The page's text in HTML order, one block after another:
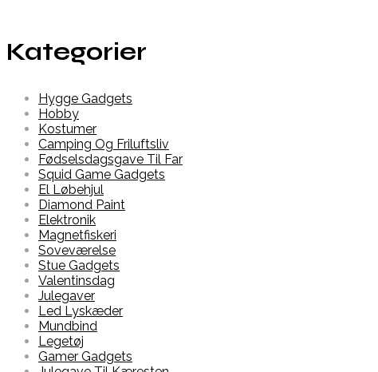
Kategorier
Hygge Gadgets
Hobby
Kostumer
Camping Og Friluftsliv
Fødselsdagsgave Til Far
Squid Game Gadgets
El Løbehjul
Diamond Paint
Elektronik
Magnetfiskeri
Soveværelse
Stue Gadgets
Valentinsdag
Julegaver
Led Lyskæder
Mundbind
Legetøj
Gamer Gadgets